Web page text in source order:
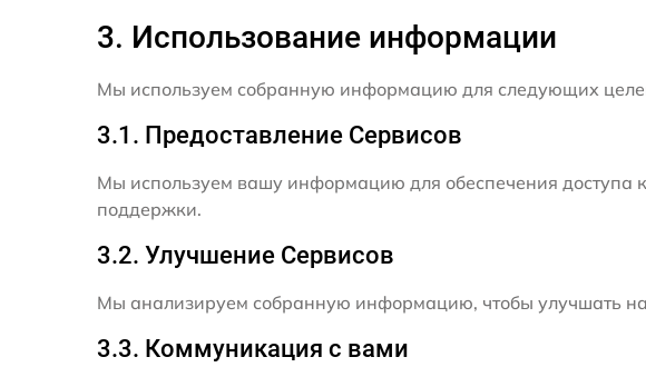
3. Использование информации
Мы используем собранную информацию для следующих
3.1. Предоставление Сервисов
Мы используем вашу информацию для обеспечения доступа
поддержки.
3.2. Улучшение Сервисов
Мы анализируем собранную информацию, чтобы улучшать
3.3. Коммуникация с вами